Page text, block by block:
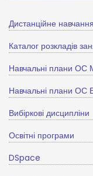
Дистанційне навчання
Каталог розкладів
Навчальні плани ОС
Навчальні плани ОС
Вибіркові дисципліни
Освітні програми
DSpace